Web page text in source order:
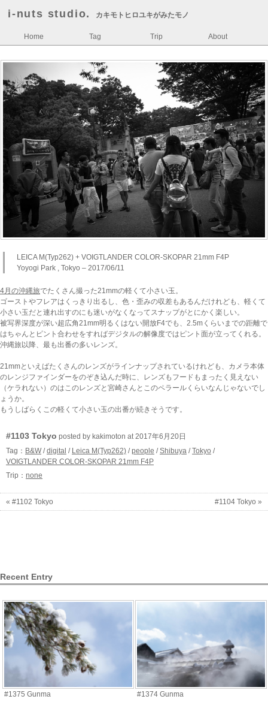
i-nuts studio. カキモトヒロユキがみたモノ
Home Tag Trip About
LEICA M(Typ262) + VOIGTLANDER COLOR-SKOPAR 21mm F4P
Yoyogi Park , Tokyo – 2017/06/11
4月の沖縄旅でたくさん撮った21mmの軽くて小さい玉。
ゴーストやフレアはくっきり出るし、色・歪みの収差もあるんだけれども、軽くて
小さい玉だと連れ出すのにも迷いがなくなってスナップがとにかく楽しい。
被写界深度が深い超広角21mm明るくはない開放F4でも、2.5mくらいまでの距離で
はちゃんとピント合わせをすればデジタルの解像度ではピント面が立ってくれる。
沖縄旅以降、最も出番の多いレンズ。
21mmといえばたくさんのレンズがラインナップされているけれども、カメラ本体
のレンジファインダーをのぞき込んだ時に、レンズもフードもまったく見えない
（ケラれない）のはこのレンズと宮崎さんとこのペラールくらいなんじゃないでし
ょうか。
もうしばらくこの軽くて小さい玉の出番が続きそうです。
#1103 Tokyo posted by kakimoton at 2017年6月20日
Tag： B&W /digital / Leica M(Typ262) /people /Shibuya /Tokyo /
VOIGTLANDER COLOR-SKOPAR 21mm F4P
Trip： none
« #1102 Tokyo #1104 Tokyo »
Recent Entry
#1375 Gunma #1374 Gunma